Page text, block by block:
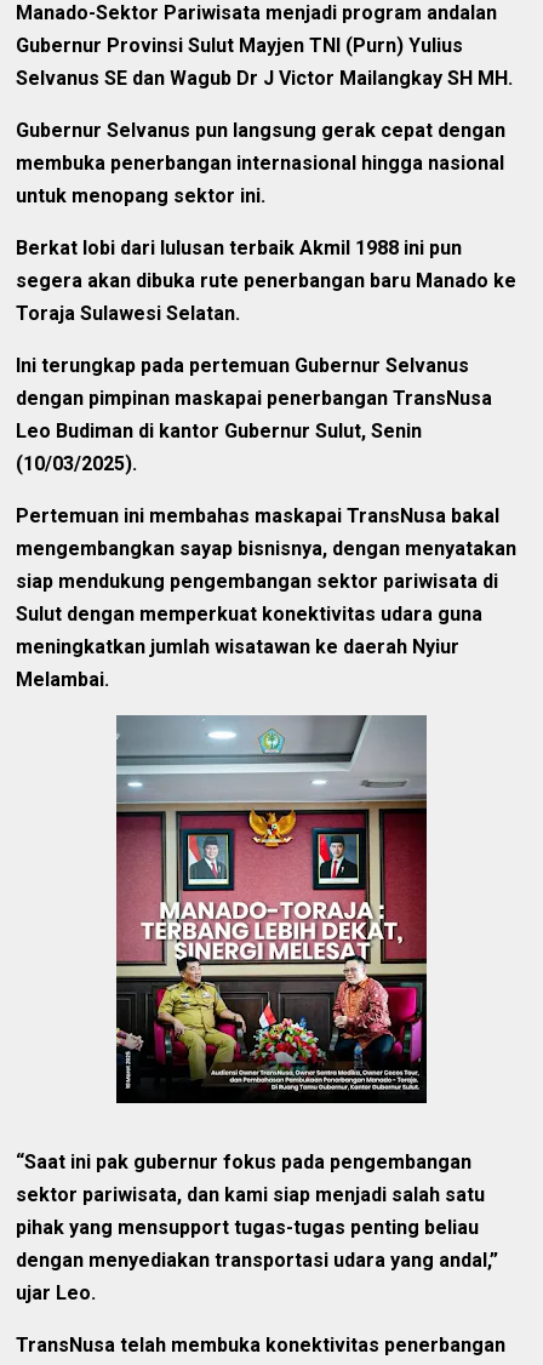
Manado-Sektor Pariwisata menjadi program andalan
Gubernur Provinsi Sulut Mayjen TNI (Purn) Yulius
Selvanus SE dan Wagub Dr J Victor Mailangkay SH MH.
Gubernur Selvanus pun langsung gerak cepat dengan
membuka penerbangan internasional hingga nasional
untuk menopang sektor ini.
Berkat lobi dari lulusan terbaik Akmil 1988 ini pun
segera akan dibuka rute penerbangan baru Manado ke
Toraja Sulawesi Selatan.
Ini terungkap pada pertemuan Gubernur Selvanus
dengan pimpinan maskapai penerbangan TransNusa
Leo Budiman di kantor Gubernur Sulut, Senin
(10/03/2025).
Pertemuan ini membahas maskapai TransNusa bakal
mengembangkan sayap bisnisnya, dengan menyatakan
siap mendukung pengembangan sektor pariwisata di
Sulut dengan memperkuat konektivitas udara guna
meningkatkan jumlah wisatawan ke daerah Nyiur
Melambai.
“Saat ini pak gubernur fokus pada pengembangan
sektor pariwisata, dan kami siap menjadi salah satu
pihak yang mensupport tugas-tugas penting beliau
dengan menyediakan transportasi udara yang andal,”
ujar Leo.
TransNusa telah membuka konektivitas penerbangan